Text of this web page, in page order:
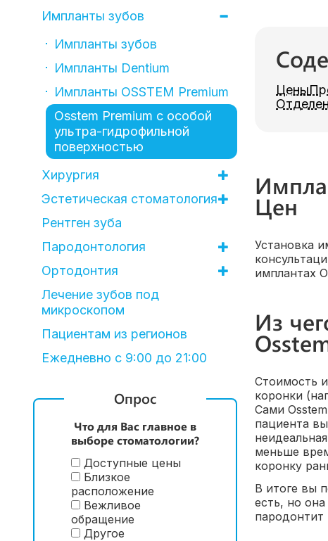
Импланты зубов
Импланты зубов
Импланты Dentium
Импланты OSSTEM Premium
Osstem Premium c особой
ультра-гидрофильной
поверхностью
Хирургия
Эстетическая стоматология
Рентген зуба
Пародонтология
Ортодонтия
Лечение зубов под
микроскопом
Пациентам из регионов
Ежедневно с 9:00 до 21:00
Опрос
Что для Вас главное в
выборе стоматологии?
Доступные цены
Близкое
расположение
Вежливое
обращение
Другое
Цены
Цен
Установка
имплантах
Из
Стоимость
коронки
Сами
пациента
меньше
коронку
В итоге вы
есть, но
пародонтит